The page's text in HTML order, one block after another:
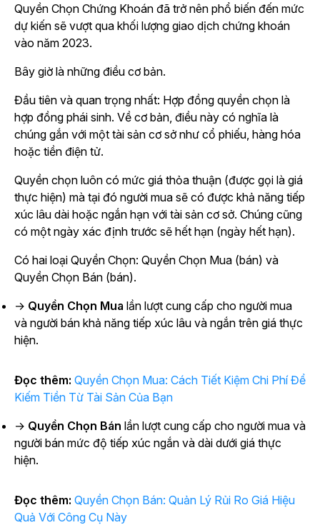
Quyền Chọn Chứng Khoán đã trở nên phổ biến đến mức
dự kiến sẽ vượt qua khối lượng giao dịch chứng khoán
vào năm 2023.
Bây giờ là những điều cơ bản.
Đầu tiên và quan trọng nhất: Hợp đồng quyền chọn là
hợp đồng phái sinh. Về cơ bản, điều này có nghĩa là
chúng gắn với một tài sản cơ sở như cổ phiếu, hàng hóa
hoặc tiền điện tử.
Quyền chọn luôn có mức giá thỏa thuận (được gọi là giá
thực hiện) mà tại đó người mua sẽ có được khả năng tiếp
xúc lâu dài hoặc ngắn hạn với tài sản cơ sở. Chúng cũng
có một ngày xác định trước sẽ hết hạn (ngày hết hạn).
Có hai loại Quyền Chọn: Quyền Chọn Mua (bán) và
Quyền Chọn Bán (bán).
→ Quyền Chọn Mua lần lượt cung cấp cho người mua
và người bán khả năng tiếp xúc lâu và ngắn trên giá thực
hiện.
Đọc thêm: Quyền Chọn Mua: Cách Tiết Kiệm Chi Phí Để
Kiếm Tiền Từ Tài Sản Của Bạn
→ Quyền Chọn Bán lần lượt cung cấp cho người mua và
người bán mức độ tiếp xúc ngắn và dài dưới giá thực
hiện.
Đọc thêm: Quyền Chọn Bán: Quản Lý Rủi Ro Giá Hiệu
Quả Với Công Cụ Này